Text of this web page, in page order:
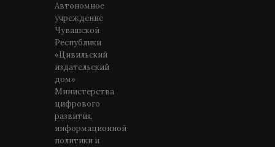
Автономное
учреждение
Чувашской
Республики
«Цивильский
издательский
дом»
Министерства
цифрового
развития,
информационной
политики и